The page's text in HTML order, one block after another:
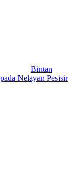
Bintan
Nelayan Pesisir